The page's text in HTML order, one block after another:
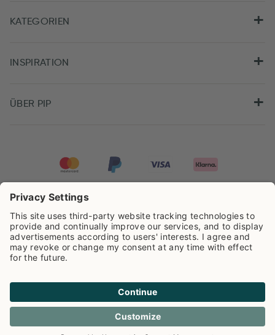
KATEGORIEN
INSPIRATION
ÜBER PIP
auf der Grundlage von8.959Rezensionen ausgezeichnet.
Versandkosten